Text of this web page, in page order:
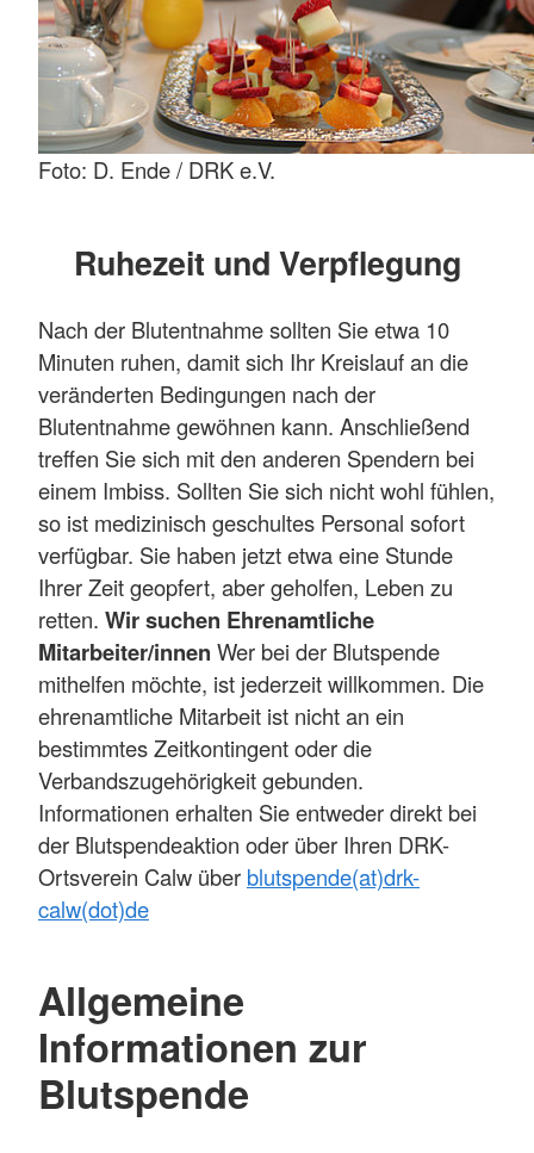
Foto: D. Ende / DRK e.V.
Ruhezeit und Verpflegung
Nach der Blutentnahme sollten Sie etwa 10
Minuten ruhen, damit sich Ihr Kreislauf an die
veränderten Bedingungen nach der
Blutentnahme gewöhnen kann. Anschließend
treffen Sie sich mit den anderen Spendern bei
einem Imbiss. Sollten Sie sich nicht wohl fühlen,
so ist medizinisch geschultes Personal sofort
verfügbar. Sie haben jetzt etwa eine Stunde
Ihrer Zeit geopfert, aber geholfen, Leben zu
retten. Wir suchen Ehrenamtliche
Mitarbeiter/innen Wer bei der Blutspende
mithelfen möchte, ist jederzeit willkommen. Die
ehrenamtliche Mitarbeit ist nicht an ein
bestimmtes Zeitkontingent oder die
Verbandszugehörigkeit gebunden.
Informationen erhalten Sie entweder direkt bei
der Blutspendeaktion oder über Ihren DRK-
Ortsverein Calw über blutspende(at)drk-
calw(dot)de
Allgemeine
Informationen zur
Blutspende